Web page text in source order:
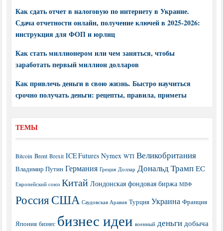
Как сдать отчет в налоговую по интернету в Украине.
Сдача отчетности онлайн, получение ключей в 2025-2026:
инструкция для ФОП и юрлиц
Как стать миллионером или чем заняться, чтобы
заработать первый миллион долларов
Как привлечь деньги в свою жизнь. Быстро научиться
срочно получать деньги: рецепты, правила, приметы
ТЕМЫ
Bitcoin Brent Brexit ICE Futures Nymex WTI Великобритания
Владимир Путин Германия Греция Доллар Дональд Трамп ЕС
Европейский союз Китай Лондонская фондовая биржа МВФ
РоссияСША Саудовская Аравия Турция Украина Франция
Япония бизнес бизнес идеи военный деньги добыча